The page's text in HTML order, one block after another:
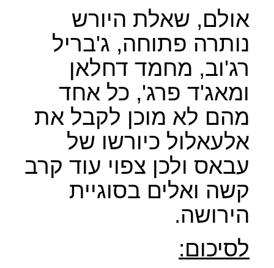
אולם, שאלת היורש
נותרה פתוחה, ג'בריל
רג'וב, מחמד דחלאן
ומאג'ד פרג', כל אחד
מהם לא מוכן לקבל את
אלעאלול כיורשו של
עבאס ולכן צפוי עוד קרב
קשה ואלים בסוגיית
הירושה.
לסיכום: